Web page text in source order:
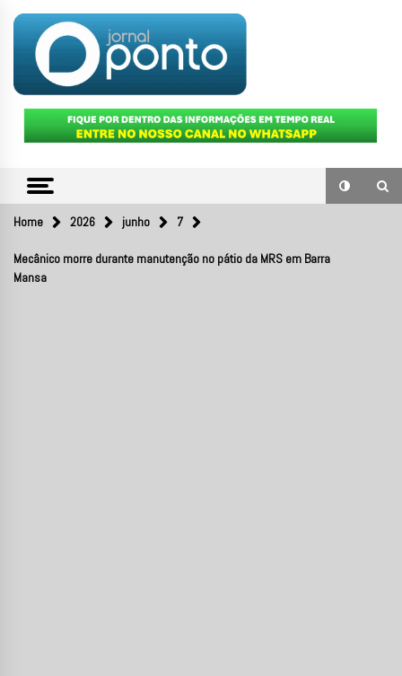
content
JORNAL
PONTO
Home 2026 junho 7
Mecânico morre durante manutenção no pátio da MRS em Barra
Mansa